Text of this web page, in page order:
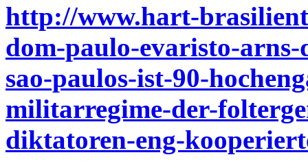
http://www.hart-
dom-paulo-evaristo-
sao-paulos-ist-90-
militarregime-der-
diktatoren-eng-